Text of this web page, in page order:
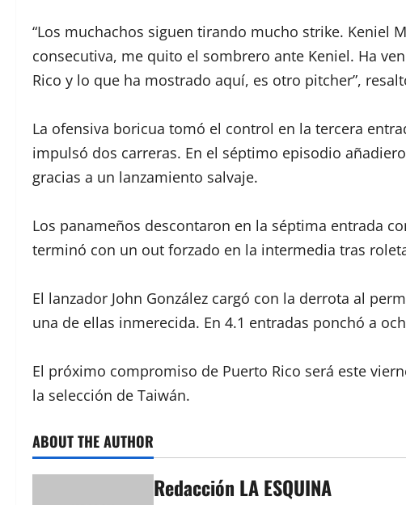
“Los muchachos siguen tirando mucho strike. Keniel
consecutiva, me quito el sombrero ante Keniel. Ha
Rico y lo que ha mostrado aquí, es otro pitcher”,
La ofensiva boricua tomó el control en la tercera
impulsó dos carreras. En el séptimo episodio
gracias a un lanzamiento salvaje.
Los panameños descontaron en la séptima entrada
terminó con un out forzado en la intermedia tras
El lanzador John González cargó con la derrota al
una de ellas inmerecida. En 4.1 entradas ponchó a
El próximo compromiso de Puerto Rico será este
la selección de Taiwán.
ABOUT THE AUTHOR
Redacción LA ESQUINA